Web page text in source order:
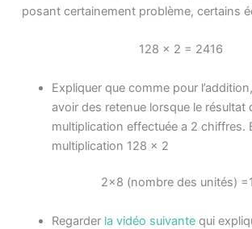
posant certainement problème, certains
128 x 2 = 2416
Expliquer que comme pour
avoir des retenue lorsque le résultat
multiplication effectuée a 2 chiffres.
multiplication 128 x 2
2×8 (nombre des unités)
Regarder la vidéo suivantequi